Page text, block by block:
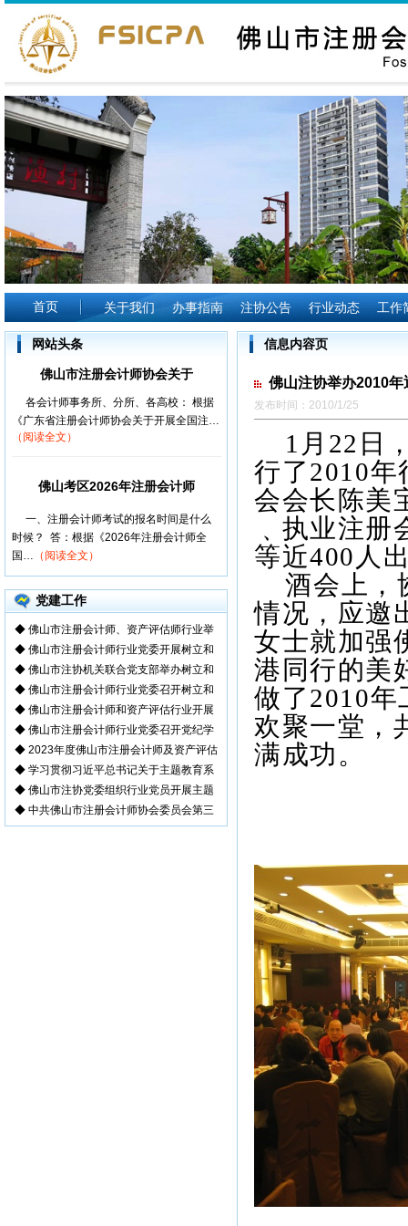
首页 关于我们 办事指南 注协公告 行业动态 工作
网站头条
佛山市注册会计师协会关于
各会计师事务所、分所、各高校： 根据
《广东省注册会计师协会关于开展全国注…
（阅读全文）
佛山考区2026年注册会计师
一、注册会计师考试的报名时间是什么
时候？ 答：根据《2026年注册会计师全
国… （阅读全文）
党建工作
◆ 佛山市注册会计师、资产评估师行业举
◆ 佛山市注册会计师行业党委开展树立和
◆ 佛山市注协机关联合党支部举办树立和
◆ 佛山市注册会计师行业党委召开树立和
◆ 佛山市注册会计师和资产评估行业开展
◆ 佛山市注册会计师行业党委召开党纪学
◆ 2023年度佛山市注册会计师及资产评估
◆ 学习贯彻习近平总书记关于主题教育系
◆ 佛山市注协党委组织行业党员开展主题
◆ 中共佛山市注册会计师协会委员会第三
信息内容页
佛山注协举办2010年
发布时间：2010/1/25
1 月 22 日
行了2010年
会会长陈美
﹑执业注
等近400 人
酒会上，
情况，应邀
女士就加强
港同行的美
做了2010年
欢聚一堂，
满成功。